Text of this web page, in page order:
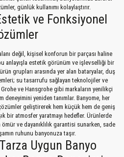
- 40510001
günlük kullanımı kolaylaştırır.
ve Fonksiyonel
değil, kişisel konforun bir parçası haline
anlayışla estetik görünüm ve işlevselliği bir
grupları arasında yer alan bataryalar, duş
su tasarrufu sağlayan teknolojiler ve
ve Hansgrohe gibi markaların yenilikçi
deneyimini yeniden tanımlar. Banyome, her
geliştirerek hem küçük hem de geniş
bir atmosfer yaratmayı hedefler. Ürünlerde
ve dayanıklılık garantisi sunarken, sade
ruhunu banyonuza taşır.
Uygun Banyo